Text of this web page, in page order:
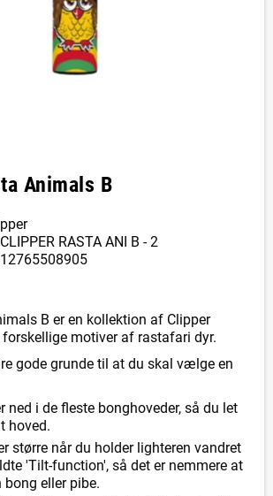
Animals B
CLIPPER RASTA ANI B - 2
B er en kollektion af Clipper
motiver af rastafari dyr.
gode grunde til at du skal vælge en
ned i de fleste bonghoveder, så du let
hoved.
større når du holder lighteren vandret
'Tilt-function', så det er nemmere at
eller pibe.